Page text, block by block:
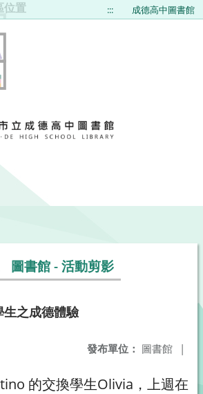
位置 ::: 成德高中圖書館
圖書館 - 活動剪影
之成德體驗
發布單位： 圖書館 |
的交換學生Olivia，上週在